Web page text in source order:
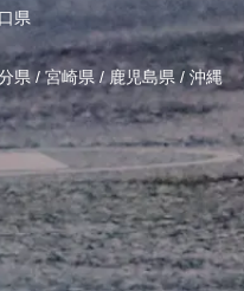
県
県/宮崎県 /鹿児島県 / 沖縄